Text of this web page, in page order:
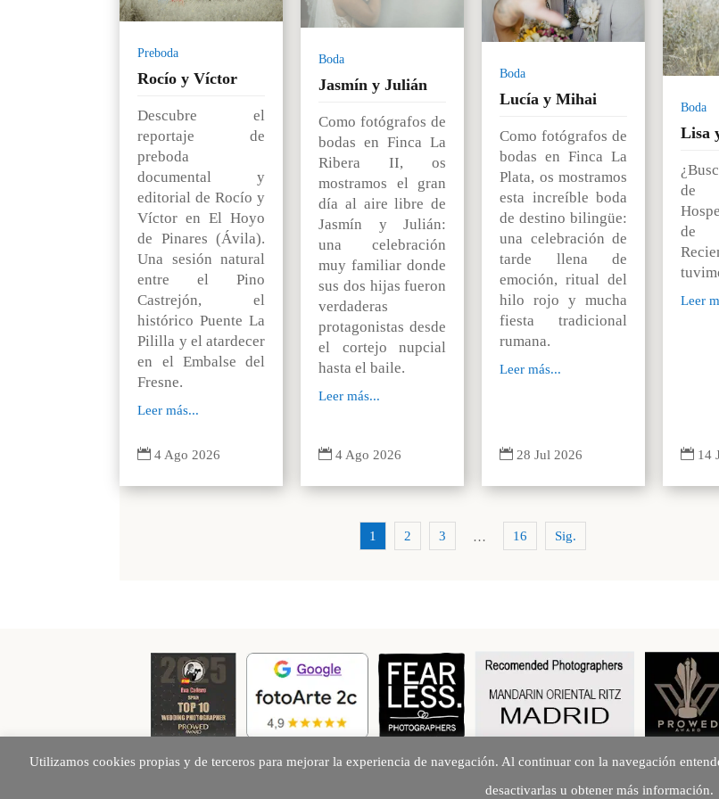
Preboda
Rocío y Víctor
Descubre el
reportaje de
preboda
documental y
editorial de Rocío y
Víctor en El Hoyo
de Pinares (Ávila).
Una sesión natural
entre el Pino
Castrejón, el
histórico Puente La
Pililla y el atardecer
en el Embalse del
Fresne.
Leer más...
 4 Ago 2026
Boda
Jasmín y Julián
Como fotógrafos de
bodas en Finca La
Ribera II, os
mostramos el gran
día al aire libre de
Jasmín y Julián:
una celebración
muy familiar donde
sus dos hijas fueron
verdaderas
protagonistas desde
el cortejo nupcial
hasta el baile.
Leer más...
 4 Ago 2026
Boda
Lucía y Mihai
Como fotógrafos de
bodas en Finca La
Plata, os mostramos
esta increíble boda
de destino bilingüe:
una celebración de
tarde llena de
emoción, ritual del
hilo rojo y mucha
fiesta tradicional
rumana.
Leer más...
 28 Jul 2026
Boda
Lisa
de
de
Leer
 14
1 2 3 … 16 Sig.
Utilizamos cookies propias y de terceros para mejorar la experiencia de navegación. Al continuar con la navegación
desactivarlas u obtener más información.